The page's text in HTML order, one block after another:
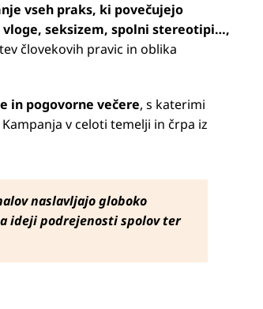
vseh praks, ki povečujejo
seksizem, spolni stereotipi…,
človekovih pravic in oblika
in pogovorne večere, s katerimi
v celoti temelji in črpa iz
naslavljajo globoko
ideji podrejenosti spolov ter